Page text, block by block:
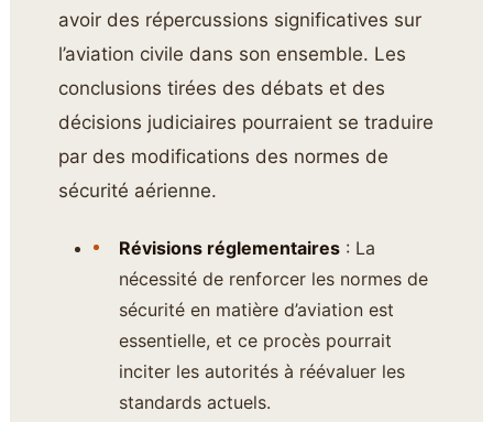
avoir des répercussions significatives sur
l’aviation civile dans son ensemble. Les
conclusions tirées des débats et des
décisions judiciaires pourraient se traduire
par des modifications des normes de
sécurité aérienne.
Révisions réglementaires: La
nécessité de renforcer les normes de
sécurité en matière d’aviation est
essentielle, et ce procès pourrait
inciter les autorités à réévaluer les
standards actuels.